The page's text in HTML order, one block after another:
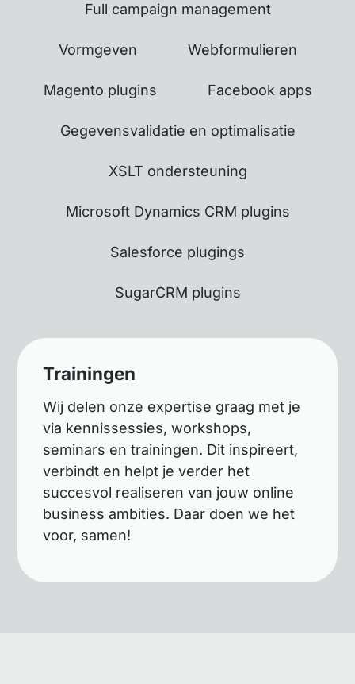
Full campaign management
Vormgeven Webformulieren
Magento plugins Facebook apps
Gegevensvalidatie en optimalisatie
XSLT ondersteuning
Microsoft Dynamics CRM plugins
Salesforce plugings
SugarCRM plugins
Trainingen
Wij delen onze expertise graag met je
via kennissessies, workshops,
seminars en trainingen. Dit inspireert,
verbindt en helpt je verder het
succesvol realiseren van jouw online
business ambities. Daar doen we het
voor, samen!